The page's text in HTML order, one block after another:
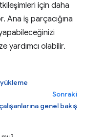
için daha
Ana iş parçacığına
yardımcı olabilir.
Sonraki
genel bakış